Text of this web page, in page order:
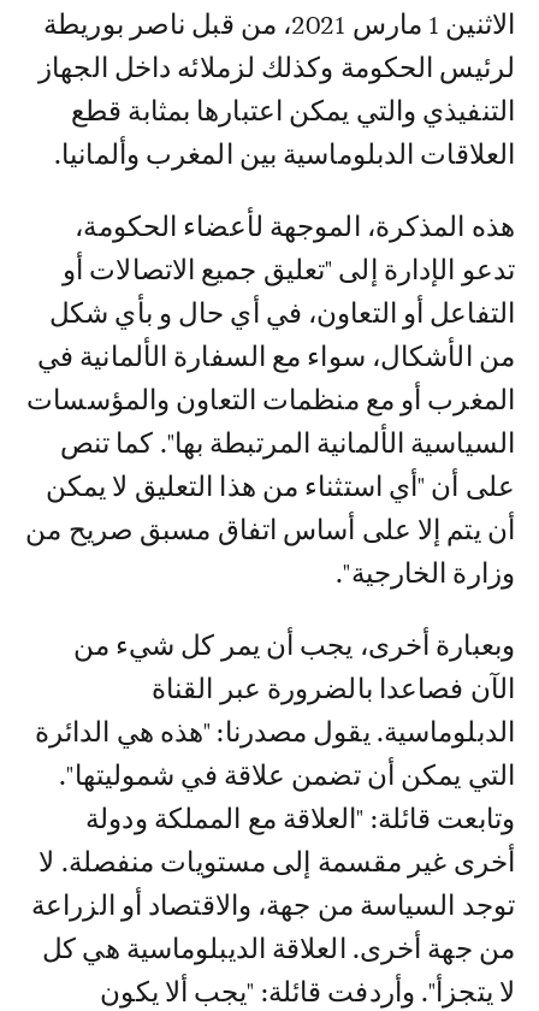
الاثنين 1 مارس 2021، من قبل ناصر بوريطة
لرئيس الحكومة وكذلك لزملائه داخل الجهاز
التنفيذي والتي يمكن اعتبارها بمثابة قطع
العلاقات الدبلوماسية بين المغرب وألمانيا.
هذه المذكرة، الموجهة لأعضاء الحكومة،
تدعو الإدارة إلى "تعليق جميع الاتصالات أو
التفاعل أو التعاون، في أي حال و بأي شكل
من الأشكال، سواء مع السفارة الألمانية في
المغرب أو مع منظمات التعاون والمؤسسات
السياسية الألمانية المرتبطة بها". كما تنص
على أن "أي استثناء من هذا التعليق لا يمكن
أن يتم إلا على أساس اتفاق مسبق صريح من
وزارة الخارجية".
وبعبارة أخرى، يجب أن يمر كل شيء من
الآن فصاعدا بالضرورة عبر القناة
الدبلوماسية. يقول مصدرنا: "هذه هي الدائرة
التي يمكن أن تضمن علاقة في شموليتها".
وتابعت قائلة: "العلاقة مع المملكة ودولة
أخرى غير مقسمة إلى مستويات منفصلة. لا
توجد السياسة من جهة، والاقتصاد أو الزراعة
من جهة أخرى. العلاقة الديبلوماسية هي كل
لا يتجزأ". وأردفت قائلة: "يجب ألا يكون